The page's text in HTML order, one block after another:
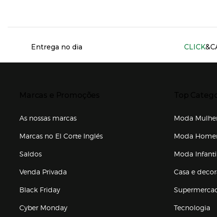
Entrega no dia CLICK
As nossas marcas
Marcas no El Corte Inglés
Saldos
Venda Privada
Black Friday
Cyber Monday
Moda
Moda
Moda
Casa e
Tecnologia